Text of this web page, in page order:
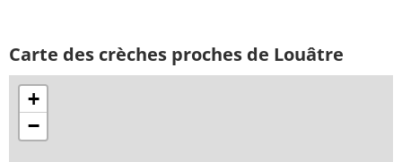
Carte des crèches proches de Louâtre
+
−